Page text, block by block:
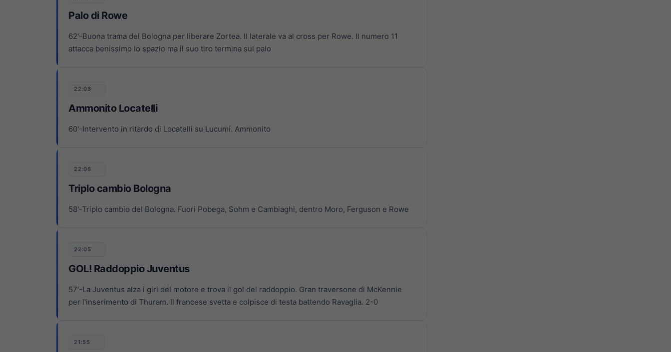
Palo di Rowe
62'-Buona trama del Bologna per liberare Zortea. Il laterale va al cross per Rowe. Il numero 11
attacca benissimo lo spazio ma il suo tiro termina sul palo
22:08
Ammonito Locatelli
60'-Intervento in ritardo di Locatelli su Lucumí. Ammonito
22:06
Triplo cambio Bologna
58'-Triplo cambio del Bologna. Fuori Pobega, Sohm e Cambiaghi, dentro Moro, Ferguson e Rowe
22:05
GOL! Raddoppio Juventus
57'-La Juventus alza i giri del motore e trova il gol del raddoppio. Gran traversone di McKennie
per l'inserimento di Thuram. Il francese svetta e colpisce di testa battendo Ravaglia. 2-0
21:55